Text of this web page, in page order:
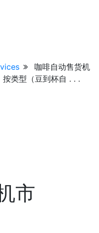
咖啡自动售货机
类型（豆到杯自 . . .
市